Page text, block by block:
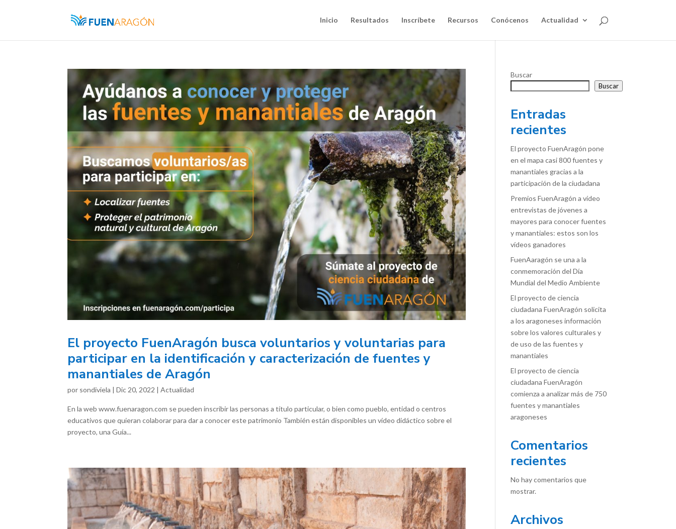
Inicio Resultados Inscríbete Recursos Conócenos Actualidad
El proyecto FuenAragón busca voluntarios y voluntarias para
participar en la identificación y caracterización de fuentes y
manantiales de Aragón
por sondiviela |Dic 20, 2022 |Actualidad
En la web www.fuenaragon.com se pueden inscribir las personas a título particular, o bien como pueblo, entidad o centros
educativos que quieran colaborar para dar a conocer este patrimonio También están disponibles un vídeo didáctico sobre el
proyecto, una Guía...
Buscar
Buscar
Entradas
recientes
El proyecto FuenAragón pone
en el mapa casi 800 fuentes y
manantiales gracias a la
participación de la ciudadana
Premios FuenAragón a vídeo
entrevistas de jóvenes a
mayores para conocer fuentes
y manantiales: estos son los
vídeos ganadores
FuenAaragón se una a la
conmemoración del Día
Mundial del Medio Ambiente
El proyecto de ciencia
ciudadana FuenAragón solicita
a los aragoneses información
sobre los valores culturales y
de uso de las fuentes y
manantiales
El proyecto de ciencia
ciudadana FuenAragón
comienza a analizar más de 750
fuentes y manantiales
aragoneses
Comentarios
recientes
No hay comentarios que
mostrar.
Archivos